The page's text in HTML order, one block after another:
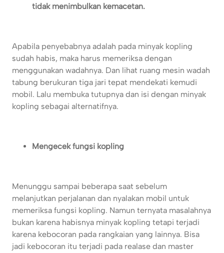
tidak menimbulkan kemacetan.
Apabila penyebabnya adalah pada minyak kopling
sudah habis, maka harus memeriksa dengan
menggunakan wadahnya. Dan lihat ruang mesin wadah
tabung berukuran tiga jari tepat mendekati kemudi
mobil. Lalu membuka tutupnya dan isi dengan minyak
kopling sebagai alternatifnya.
Mengecek fungsi kopling
Menunggu sampai beberapa saat sebelum
melanjutkan perjalanan dan nyalakan mobil untuk
memeriksa fungsi kopling. Namun ternyata masalahnya
bukan karena habisnya minyak kopling tetapi terjadi
karena kebocoran pada rangkaian yang lainnya. Bisa
jadi kebocoran itu terjadi pada realase dan master